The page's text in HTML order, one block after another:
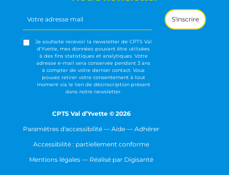
mail
(Nécessaire)
Je souhaite recevoir la newsletter de CPTS Val
d'Yvette, mes données pouvant être utilisées
à des fins statistiques et analytiques. Votre
adresse e-mail sera conservée pendant 3 ans
à compter de votre dernier contact. Vous
pouvez retirer votre consentement à tout
moment via le lien de désinscription présent
dans notre newsletter.
CPTS Val d’Yvette © 2026
Paramètres d'accessibilité — Aide — Adhérer
Accessibilité : partiellement conforme
Mentions légales — Réalisé par Digisanté